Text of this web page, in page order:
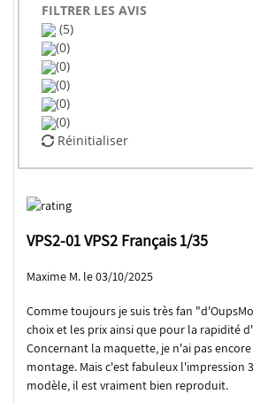
FILTRER LES AVIS
(5)
(0)
(0)
(0)
(0)
(0)
Réinitialiser
VPS2-01 VPS2 Français 1/35
Maxime M. le 03/10/2025
Comme toujours je suis très fan
choix et les prix ainsi que pour la rapidité
Concernant la maquette, je n'ai pas
montage. Mais c'est fabuleux l'impression
modèle, il est vraiment bien reproduit.